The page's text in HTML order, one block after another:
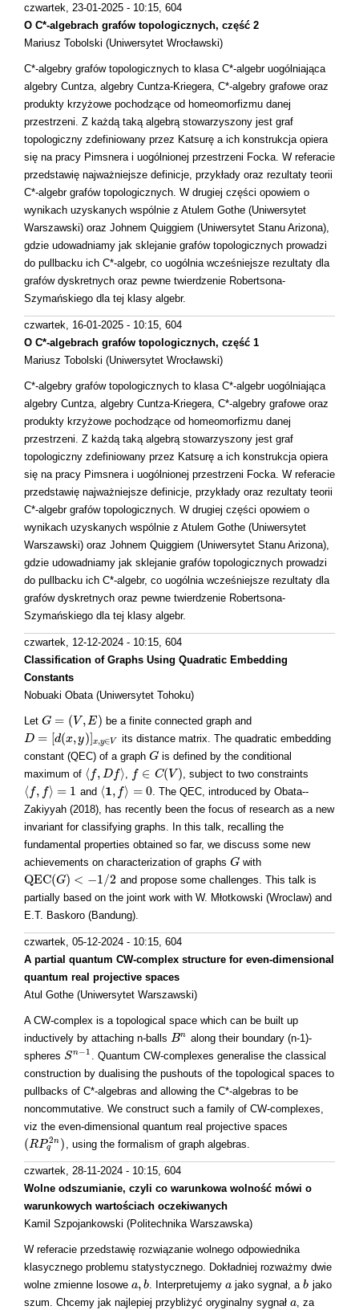
czwartek, 23-01-2025 - 10:15 , 604
O C*-algebrach grafów topologicznych, część 2
Mariusz Tobolski (Uniwersytet Wrocławski)
C*-algebry grafów topologicznych to klasa C*-algebr uogólniająca
algebry Cuntza, algebry Cuntza-Kriegera, C*-algebry grafowe oraz
produkty krzyżowe pochodzące od homeomorfizmu danej
przestrzeni. Z każdą taką algebrą stowarzyszony jest graf
topologiczny zdefiniowany przez Katsurę a ich konstrukcja opiera
się na pracy Pimsnera i uogólnionej przestrzeni Focka. W referacie
przedstawię najważniejsze definicje, przykłady oraz rezultaty teorii
C*-algebr grafów topologicznych. W drugiej części opowiem o
wynikach uzyskanych wspólnie z Atulem Gothe (Uniwersytet
Warszawski) oraz Johnem Quiggiem (Uniwersytet Stanu Arizona),
gdzie udowadniamy jak sklejanie grafów topologicznych prowadzi
do pullbacku ich C*-algebr, co uogólnia wcześniejsze rezultaty dla
grafów dyskretnych oraz pewne twierdzenie Robertsona-
Szymańskiego dla tej klasy algebr.
czwartek, 16-01-2025 - 10:15 , 604
O C*-algebrach grafów topologicznych, część 1
Mariusz Tobolski (Uniwersytet Wrocławski)
C*-algebry grafów topologicznych to klasa C*-algebr uogólniająca
algebry Cuntza, algebry Cuntza-Kriegera, C*-algebry grafowe oraz
produkty krzyżowe pochodzące od homeomorfizmu danej
przestrzeni. Z każdą taką algebrą stowarzyszony jest graf
topologiczny zdefiniowany przez Katsurę a ich konstrukcja opiera
się na pracy Pimsnera i uogólnionej przestrzeni Focka. W referacie
przedstawię najważniejsze definicje, przykłady oraz rezultaty teorii
C*-algebr grafów topologicznych. W drugiej części opowiem o
wynikach uzyskanych wspólnie z Atulem Gothe (Uniwersytet
Warszawski) oraz Johnem Quiggiem (Uniwersytet Stanu Arizona),
gdzie udowadniamy jak sklejanie grafów topologicznych prowadzi
do pullbacku ich C*-algebr, co uogólnia wcześniejsze rezultaty dla
grafów dyskretnych oraz pewne twierdzenie Robertsona-
Szymańskiego dla tej klasy algebr.
czwartek, 12-12-2024 - 10:15 , 604
Classification of Graphs Using Quadratic Embedding
Constants
Nobuaki Obata (Uniwersytet Tohoku)
Let G = ( V ,E)
G=(V E) be a finite connected graph and
D = [d(x,y)] x,y∈V
D= [d( x,y)]x,y ∈V
its distance matrix. The quadratic embedding
constant (QEC) of a graph G
G is defined by the conditional
maximum of ⟨ f, Df⟩
⟨ ,D f⟩ f ∈ C( V )
f∈C V) , subject to two constraints
⟨ f, f⟩ = 1
⟨ ,f⟩ = 1 and ⟨1, f⟩ = 0
⟨1,f ⟩=0
. The QEC, introduced by Obata--
Zakiyyah (2018), has recently been the focus of research as a new
invariant for classifying graphs. In this talk, recalling the
fundamental properties obtained so far, we discuss some new
achievements on characterization of graphs G
G with
QEC(G) < −1/2
QEC(G)<− 1/
and propose some challenges. This talk is
partially based on the joint work with W. Młotkowski (Wroclaw) and
E.T. Baskoro (Bandung).
czwartek, 05-12-2024 - 10:15 , 604
A partial quantum CW-complex structure for even-dimensional
quantum real projective spaces
Atul Gothe (Uniwersytet Warszawski)
A CW-complex is a topological space which can be built up
inductively by attaching n-balls Bn
Bn
along their boundary (n-1)-
spheres Sn−1
Sn−1
. Quantum CW-complexes generalise the classical
construction by dualising the pushouts of the topological spaces to
pullbacks of C*-algebras and allowing the C*-algebras to be
noncommutative. We construct such a family of CW-complexes,
viz the even-dimensional quantum real projective spaces
(RP 2n
q )
(RPq2n) , using the formalism of graph algebras.
czwartek, 28-11-2024 - 10:15 , 604
Wolne odszumianie, czyli co warunkowa wolność mówi o
warunkowych wartościach oczekiwanych
Kamil Szpojankowski (Politechnika Warszawska)
W referacie przedstawię rozwiązanie wolnego odpowiednika
klasycznego problemu statystycznego. Dokładniej rozważmy dwie
wolne zmienne losowe a, b
a,b . Interpretujemya
a jako sygnał, ab
b jako
szum. Chcemy jak najlepiej przybliżyć oryginalny sygnał a
a , za